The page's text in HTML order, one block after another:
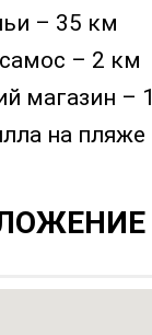
– 35 км
– 2 км
магазин –
на пляже